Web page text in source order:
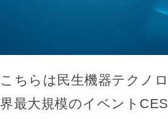
こちらは民生機器テクノ
界最大規模のイベント